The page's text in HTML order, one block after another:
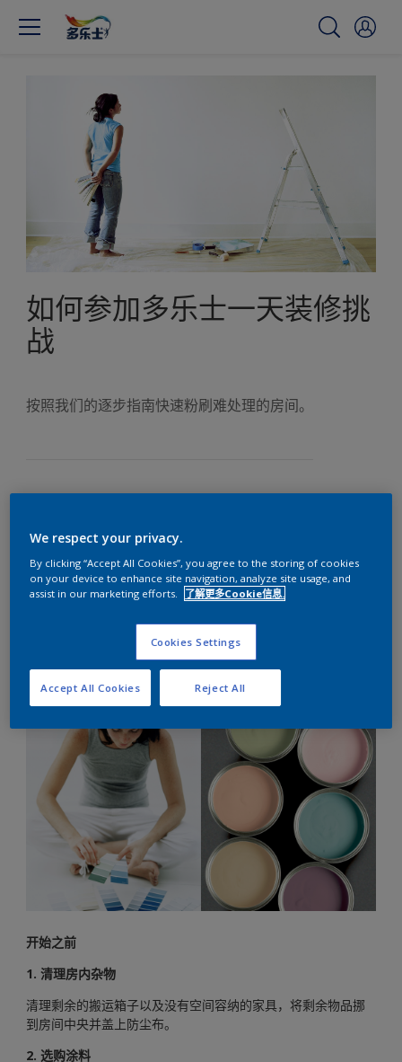
如何参加多乐士一天装修挑
战
按照我们的逐步指南快速粉刷难处理的房间。
内就能完成粉刷呢？”
我们已经找到在结束紧张的搬家后立即着手装修的方法！现在
是时候挽起袖子、拿起刷子开始工作了！
叹、让自己为之骄傲的房间。
想知道如何做到？请按以下步骤执行：
开始之前
1. 清理房内杂物
清理剩余的搬运箱子以及没有空间容纳的家具，将剩余物品挪
到房间中央并盖上防尘布。
2. 选购涂料
We respect your privacy.
By clicking “Accept All Cookies”, you agree to the storing of cookies
on your device to enhance site navigation, analyze site usage, and
assist in our marketing efforts.
了解更多Cookie信息.
Cookies Settings
Reject All
Accept All Cookies